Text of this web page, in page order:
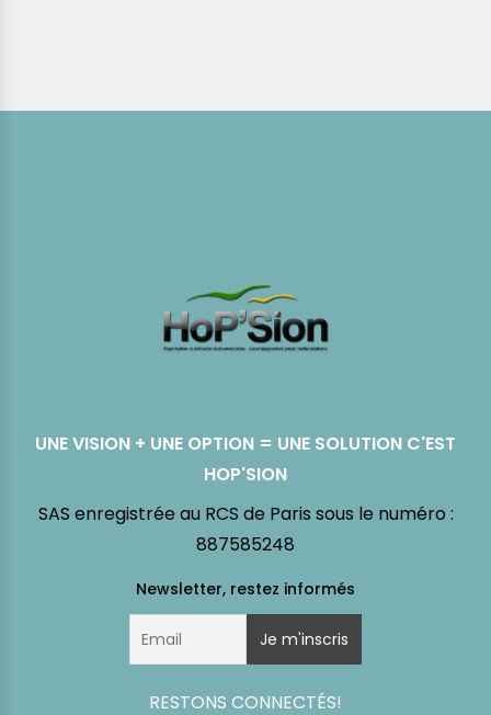
UNE VISION + UNE OPTION = UNE SOLUTION C'EST
HOP'SION
SAS enregistrée au RCS de Paris sous le numéro :
887585248
RESTONS CONNECTÉS!